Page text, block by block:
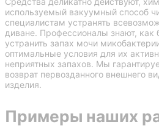
используемый вакуумный способ
специалистам устранять
диване. Профессионалы знают, как
устранить запах мочи
оптимальные условия для их
неприятных запахов. Мы
возврат первозданного внешнего
изделия.
Примеры наших